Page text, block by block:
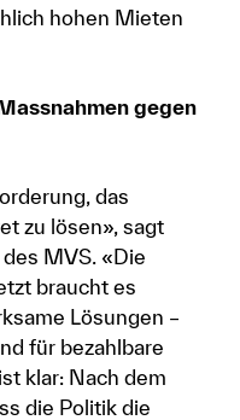
hohen Mieten
gegen
das
zu lösen», sagt
MVS. «Die
braucht es
Lösungen –
für bezahlbare
klar: Nach dem
die Politik die